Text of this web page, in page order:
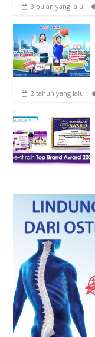
3 bulan yang lalu
2 tahun yang lalu